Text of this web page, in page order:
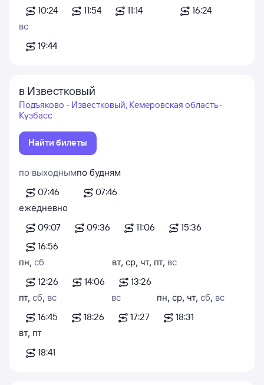
10:24
11:54
11:14
16:24
вс
19:44
в Известковый
Подъяково - Известковый, Кемеровская область -
Кузбасс
Найти билеты
по выходным
07:46
по будням
07:46
ежедневно
09:07
09:36 11:06
15:36
16:56
пн, сб
12:26
14:06
вт, ср, чт, пт, вс
13:26
пт, сб, вс
16:45
18:26
вс
17:27
пн, ср, чт, сб, вс
18:31
вт, пт
18:41